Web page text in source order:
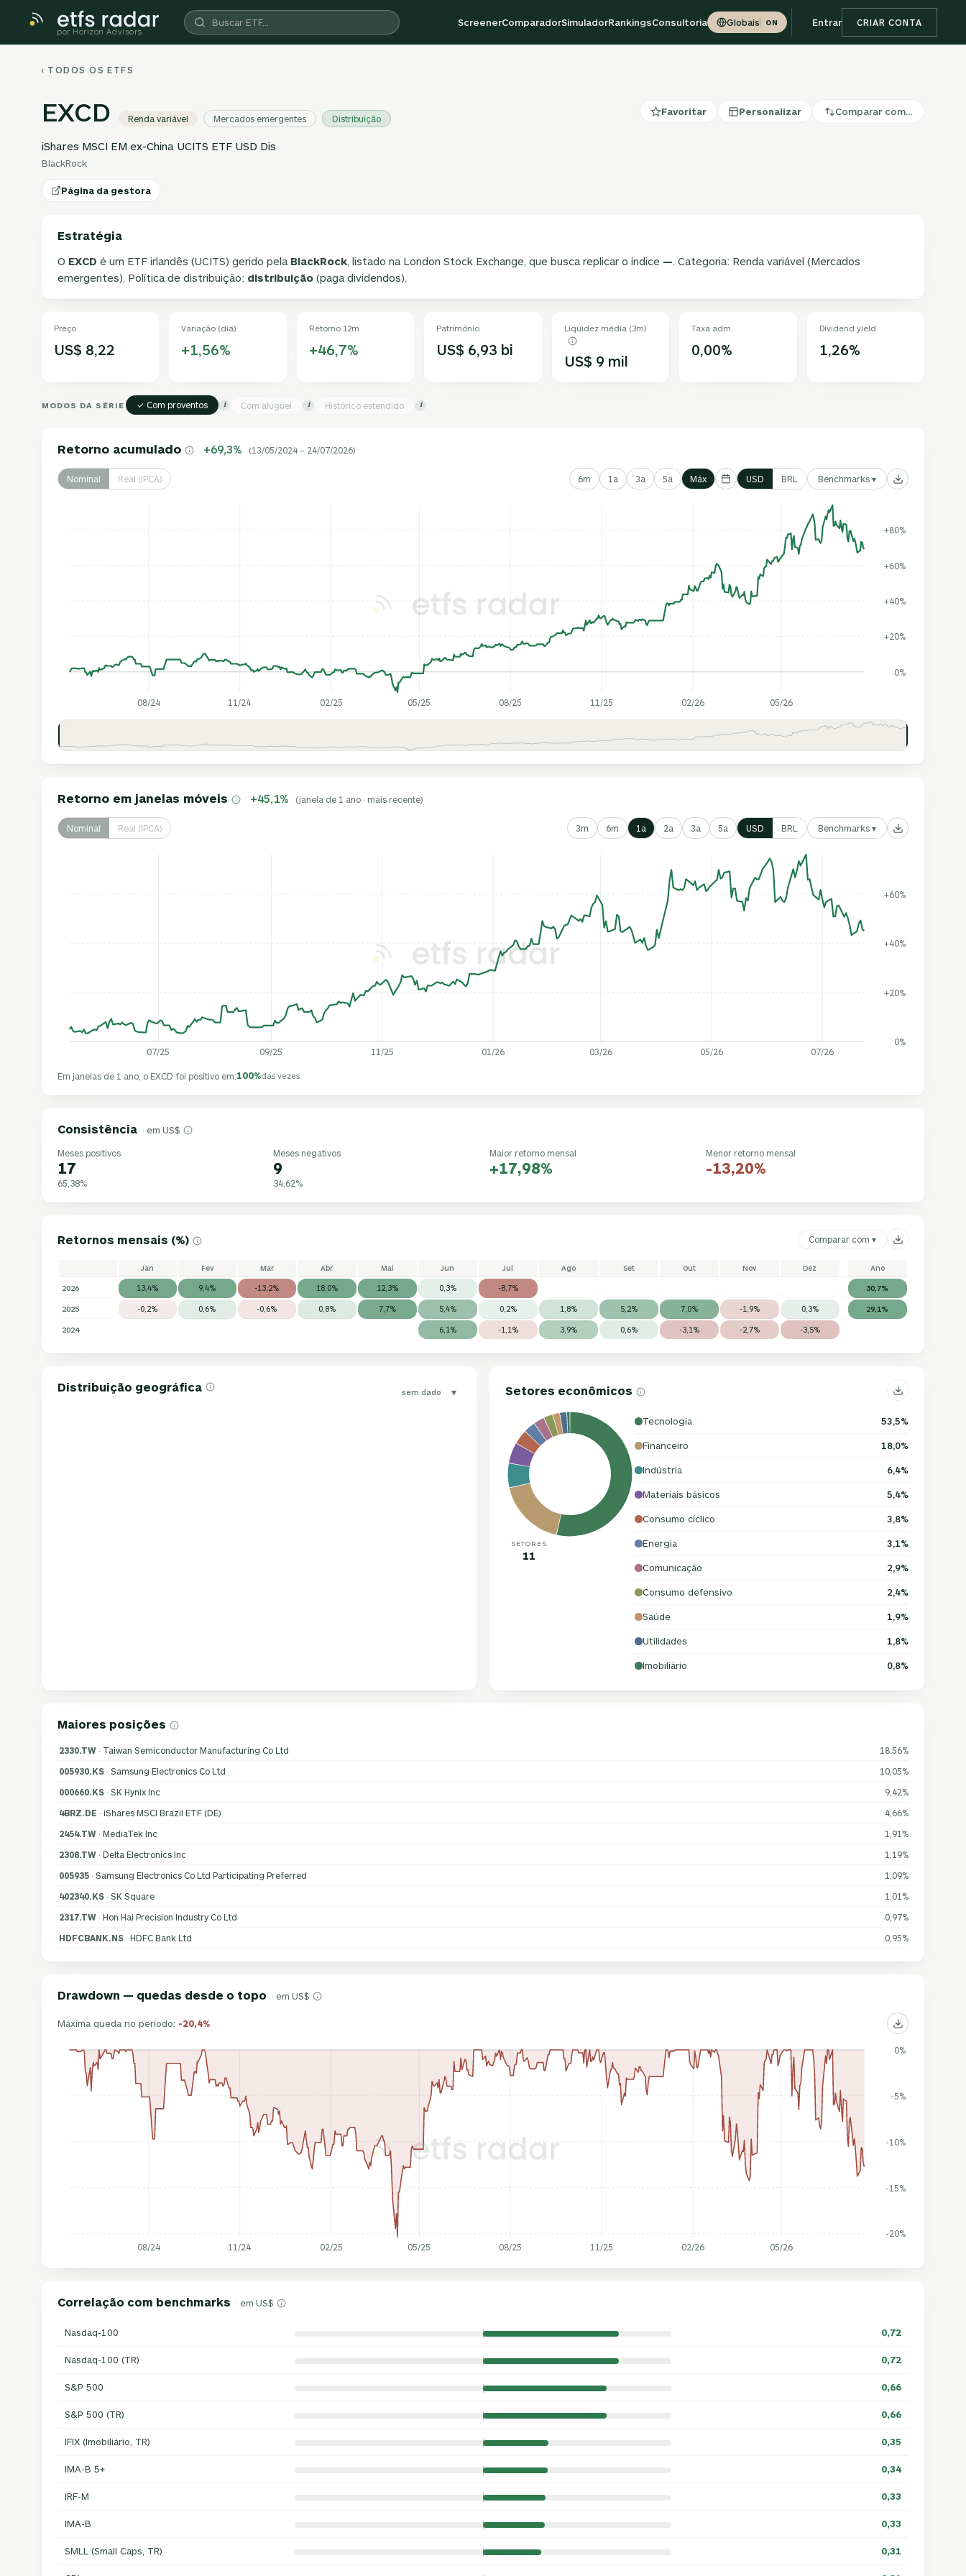
por Horizon Advisors
ScreenerComparadorSimuladorRankingsConsultoria Globais ON Entrar CRIAR CONTA
‹ TODOS OS ETFS
EXCD Renda variável Mercados emergentes Distribuição
Favoritar Personalizar Comparar com…
iShares MSCI EM ex-China UCITS ETF USD Dis
BlackRock
Página da gestora
Estratégia
O EXCD é um ETF irlandês (UCITS) gerido pela BlackRock, listado na London Stock Exchange, que busca replicar o índice —. Categoria: Renda variável (Mercados
emergentes). Política de distribuição: distribuição(paga dividendos).
Preço
US$ 8,22
Variação (dia)
+1,56%
Retorno 12m
+46,7%
Patrimônio
US$ 6,93 bi
Liquidez média (3m)
US$ 9 mil
Taxa adm.
0,00%
Dividend yield
1,26%
MODOS DA SÉRIE ✓ Com proventos i Com aluguel i Histórico estendido i
Retorno acumulado +69,3% (13/05/2024 – 24/07/2026)
Nominal Real (IPCA) 6m 1a 3a 5a Máx USD BRL Benchmarks ▾
0%
+20%
+40%
+60%
+80%
08/24 11/24 02/25 05/25 08/25 11/25 02/26 05/26
Retorno em janelas móveis +45,1% (janela de 1 ano · mais recente)
Nominal Real (IPCA) 3m 6m 1a 2a 3a 5a USD BRL Benchmarks ▾
0%
+20%
+40%
+60%
07/25 09/25 11/25 01/26 03/26 05/26 07/26
Em janelas de 1 ano, o EXCD foi positivo em:100%das vezes
Consistência · em US$
Meses positivos
17
65,38%
Meses negativos
9
34,62%
Maior retorno mensal
+17,98%
Menor retorno mensal
-13,20%
Retornos mensais (%) Comparar com ▾
Jan Fev Mar Abr Mai Jun Jul Ago Set Out Nov Dez Ano
2026 13,4% 9,4% -13,2% 18,0% 12,3% 0,3% -8,7% 30,7%
2025 -0,2% 0,6% -0,6% 0,8% 7,7% 5,4% 0,2% 1,8% 5,2% 7,0% -1,9% 0,3% 29,1%
2024 6,1% -1,1% 3,9% 0,6% -3,1% -2,7% -3,5%
Distribuição geográfica sem dado ▾ Setores econômicos
SETORES
11
Tecnologia 53,5%
Financeiro 18,0%
Indústria 6,4%
Materiais básicos 5,4%
Consumo cíclico 3,8%
Energia 3,1%
Comunicação 2,9%
Consumo defensivo 2,4%
Saúde 1,9%
Utilidades 1,8%
Imobiliário 0,8%
Maiores posições
2330.TW· Taiwan Semiconductor Manufacturing Co Ltd 18,56%
005930.KS· Samsung Electronics Co Ltd 10,05%
000660.KS· SK Hynix Inc 9,42%
4BRZ.DE · iShares MSCI Brazil ETF (DE) 4,66%
2454.TW· MediaTek Inc 1,91%
2308.TW· Delta Electronics Inc 1,19%
005935· Samsung Electronics Co Ltd Participating Preferred 1,09%
402340.KS· SK Square 1,01%
2317.TW· Hon Hai Precision Industry Co Ltd 0,97%
HDFCBANK.NS· HDFC Bank Ltd 0,95%
Drawdown — quedas desde o topo · em US$
Máxima queda no período: -20,4%
-20%
-15%
-10%
-5%
0%
08/24 11/24 02/25 05/25 08/25 11/25 02/26 05/26
Correlação com benchmarks · em US$
Nasdaq-100 0,72
Nasdaq-100 (TR) 0,72
S&P 500 0,66
S&P 500 (TR) 0,66
IFIX (Imobiliário, TR) 0,35
IMA-B 5+ 0,34
IRF-M 0,33
IMA-B 0,33
SMLL (Small Caps, TR) 0,31